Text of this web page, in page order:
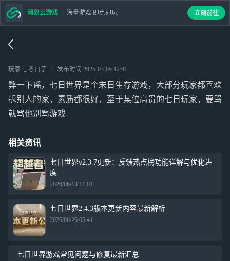
玩家 しろ白子 发布时间 2025-03-09 12:41
弊一下谣，七日世界是个末日生存游戏，大部分玩家都喜欢
拆别人的家，素质都很好，至于某位高贵的七日玩家，要骂
就骂他别骂游戏
相关资讯
七日世界v2.3.7更新：反馈热点榜功能详解与优化进
度
2026/06/13 11:01
七日世界2.4.3版本更新内容最新解析
2026/06/26 05:41
七日世界游戏常见问题与修复最新汇总
网易云游戏 海量游戏 即点即玩 立刻前往